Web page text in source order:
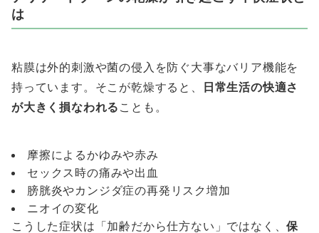
は
粘膜は外的刺激や菌の侵入を防ぐ大事なバリア機能を
持っています。そこが乾燥すると、
日常生活の快適さ
が大きく損なわれる ことも。
摩擦によるかゆみや赤み
セックス時の痛みや出血
膀胱炎やカンジダ症の再発リスク増加
ニオイの変化
こうした症状は「加齢だから仕方ない」ではなく、保